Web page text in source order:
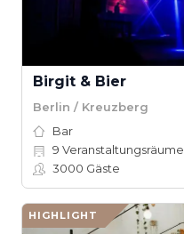
Birgit & Bier
Berlin / Kreuzberg
Bar
9 Veranstaltungsräume
3000 Gäste
HIGHLIGHT